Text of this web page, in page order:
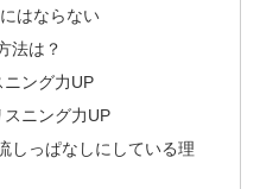
はならない
法は？
ング力UP
ニング力UP
しっぱなしにしている理